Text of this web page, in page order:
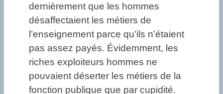
dernièrement que les hommes
désaffectaient les métiers de
l’enseignement parce qu’ils n’étaient
pas assez payés. Évidemment, les
riches exploiteurs hommes ne
pouvaient déserter les métiers de la
fonction publique que par cupidité.